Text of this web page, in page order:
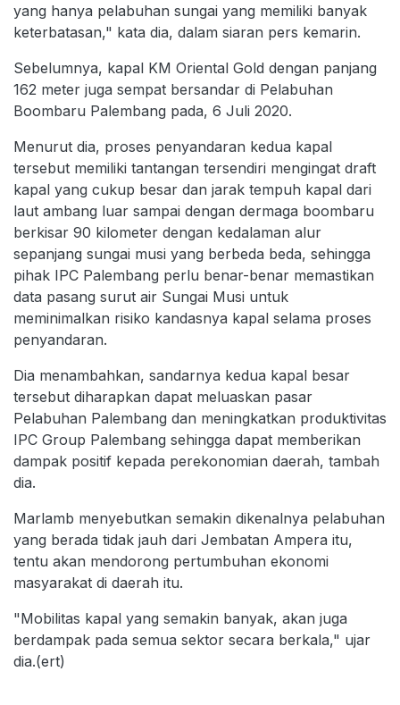
yang hanya pelabuhan sungai yang memiliki banyak
keterbatasan," kata dia, dalam siaran pers kemarin.
Sebelumnya, kapal KM Oriental Gold dengan panjang
162 meter juga sempat bersandar di Pelabuhan
Boombaru Palembang pada, 6 Juli 2020.
Menurut dia, proses penyandaran kedua kapal
tersebut memiliki tantangan tersendiri mengingat draft
kapal yang cukup besar dan jarak tempuh kapal dari
laut ambang luar sampai dengan dermaga boombaru
berkisar 90 kilometer dengan kedalaman alur
sepanjang sungai musi yang berbeda beda, sehingga
pihak IPC Palembang perlu benar-benar memastikan
data pasang surut air Sungai Musi untuk
meminimalkan risiko kandasnya kapal selama proses
penyandaran.
Dia menambahkan, sandarnya kedua kapal besar
tersebut diharapkan dapat meluaskan pasar
Pelabuhan Palembang dan meningkatkan produktivitas
IPC Group Palembang sehingga dapat memberikan
dampak positif kepada perekonomian daerah, tambah
dia.
Marlamb menyebutkan semakin dikenalnya pelabuhan
yang berada tidak jauh dari Jembatan Ampera itu,
tentu akan mendorong pertumbuhan ekonomi
masyarakat di daerah itu.
"Mobilitas kapal yang semakin banyak, akan juga
berdampak pada semua sektor secara berkala," ujar
dia.(ert)